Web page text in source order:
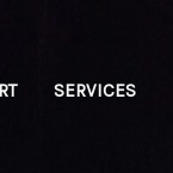
SERVICES